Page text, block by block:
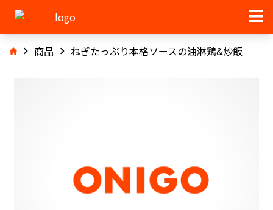
商品 ねぎたっぷり本格ソースの油淋鶏&炒飯